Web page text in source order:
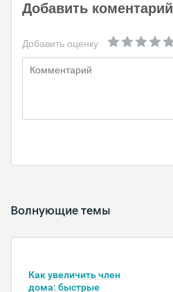
Добавить коментарий
Добавить оценку
Волнующие темы
Как увеличить член
дома: быстрые